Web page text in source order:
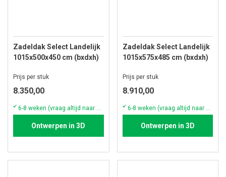
Zadeldak Select Landelijk
1015x500x450 cm (bxdxh)
Prijs per stuk
8.350,00
6-8 weken (vraag altijd naar de actuele voorraad & levertijd)
Ontwerpen in 3D
Zadeldak Select Landelijk
1015x575x485 cm (bxdxh)
Prijs per stuk
8.910,00
6-8 weken (vraag altijd naar de actuele voorraad & levertijd)
Ontwerpen in 3D